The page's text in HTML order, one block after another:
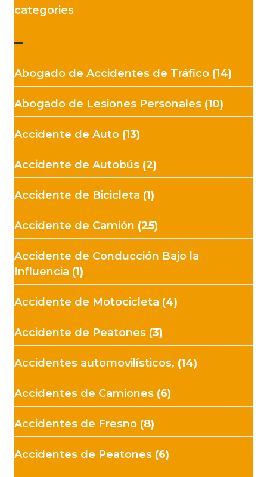
categories
–
Abogado de Accidentes de Tráfico (14)
Abogado de Lesiones Personales (10)
Accidente de Auto (13)
Accidente de Autobús (2)
Accidente de Bicicleta (1)
Accidente de Camión (25)
Accidente de Conducción Bajo la
Influencia (1)
Accidente de Motocicleta (4)
Accidente de Peatones (3)
Accidentes automovilísticos, (14)
Accidentes de Camiones (6)
Accidentes de Fresno (8)
Accidentes de Peatones (6)